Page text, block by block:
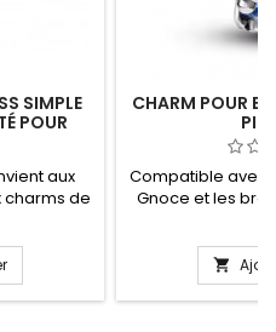
SIMPLE
POUR
aux
charms de
Valentin,
mariage
19, 20, 21
à la
CHARM POUR
Compatible avec
Gnoce et les
anniversaire,
